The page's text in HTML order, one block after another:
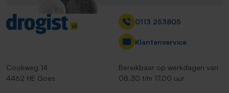
Contact
Cookweg 14
4462 HE Goes
0113 253805
Klantenservice
Bereikbaar op werkdagen van
08.30 t/m 17.00 uur